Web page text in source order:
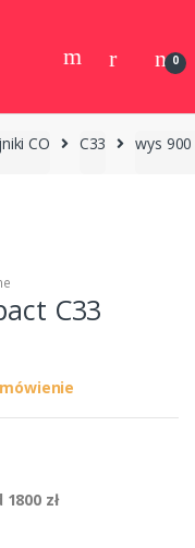
0
CO C33 wys
C33
zł